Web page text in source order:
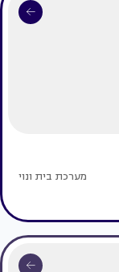
מערכת בית ונוי